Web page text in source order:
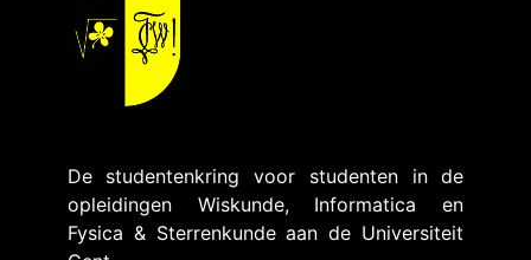
De studentenkring voor studenten in de
opleidingen Wiskunde, Informatica en
Fysica & Sterrenkunde aan de Universiteit